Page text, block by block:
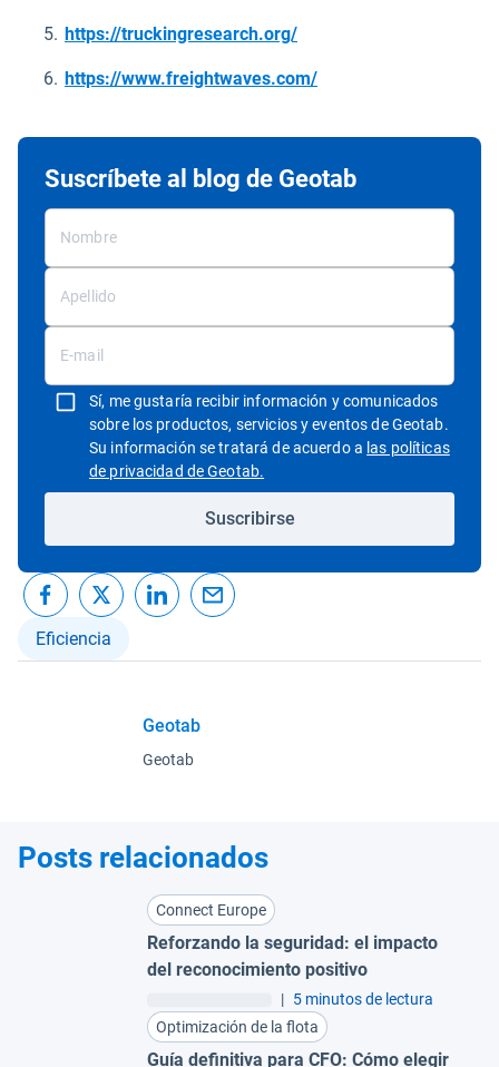
https://truckingresearch.org/Abrir en una nueva
https://www.freightwaves.com/Abrir en una nueva
Suscríbete al blog de Geotab
Sí, me gustaría recibir información y comunicados
sobre los productos, servicios y eventos de Geotab.
Su información se tratará de acuerdo a las políticas
de privacidad de Geotab.
Suscribirse
Eficiencia
Geotab
Geotab
Posts relacionados
Connect Europe
Reforzando la seguridad: el impacto
del reconocimiento positivo
| 5 minutos de lectura
Optimización de la flota
Guía definitiva para CFO: Cómo elegir